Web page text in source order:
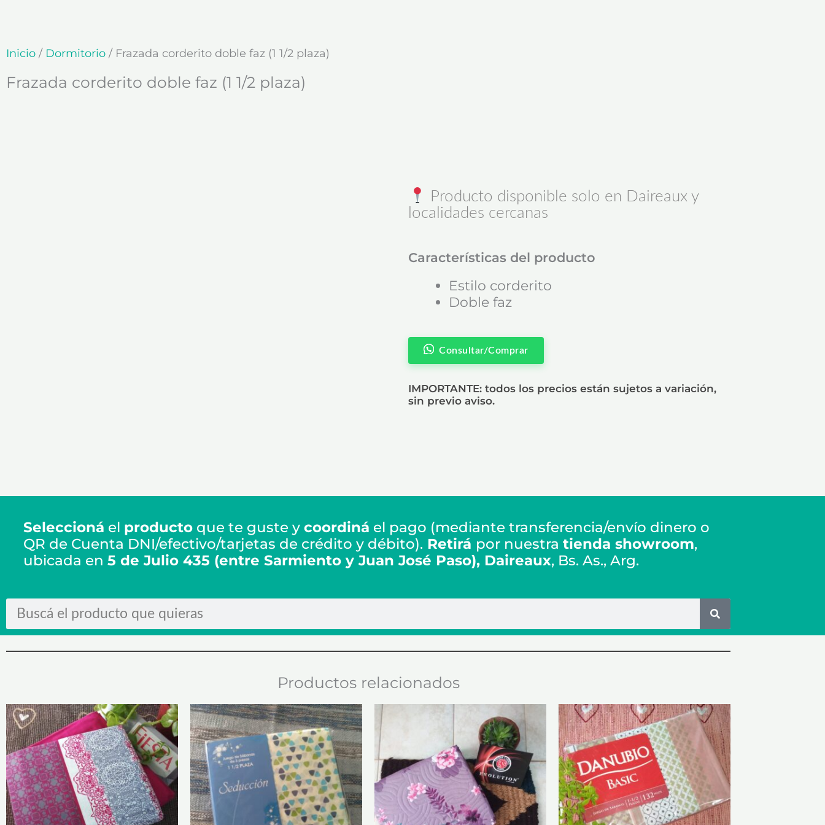
Inicio / Dormitorio / Frazada corderito doble faz (1 1/2 plaza)
Frazada corderito doble faz (1 1/2 plaza)
Producto disponible solo en Daireaux y
localidades cercanas
Características del producto
Estilo corderito
Doble faz
Consultar/Comprar
IMPORTANTE: todos los precios están sujetos a variación,
sin previo aviso.
Seleccioná el producto que te guste y coordiná el pago (mediante transferencia/envío dinero o
QR de Cuenta DNI/efectivo/tarjetas de crédito y débito). Retirá por nuestra tienda showroom,
ubicada en 5 de Julio 435 (entre Sarmiento y Juan José Paso), Daireaux, Bs. As., Arg.
Search
Productos relacionados